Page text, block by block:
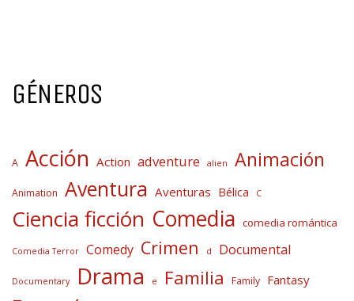
GÉNEROS
A Acción Action adventure alien Animación
Animation Aventura Aventuras Bélica C
Ciencia ficción Comedia comedia romántica
Comedia Terror Comedy Crimen d Documental
Documentary Drama e Familia Family Fantasy